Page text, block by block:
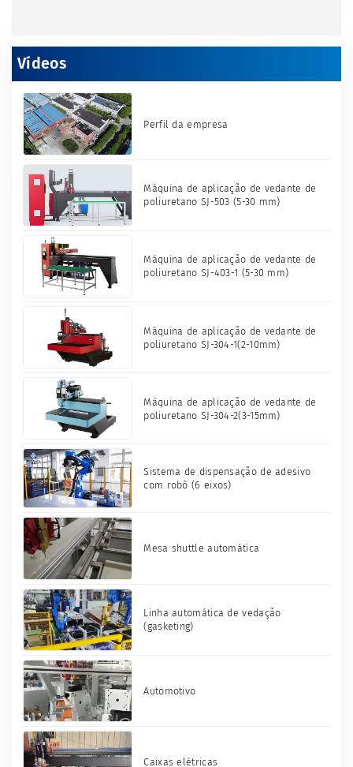
Vídeos
Perfil da empresa
Máquina de aplicação de vedante de
poliuretano SJ-503 (5-30 mm)
Máquina de aplicação de vedante de
poliuretano SJ-403-1 (5-30 mm)
Máquina de aplicação de vedante de
poliuretano SJ-304-1(2-10mm)
Máquina de aplicação de vedante de
poliuretano SJ-304-2(3-15mm)
Sistema de dispensação de adesivo
com robô (6 eixos)
Mesa shuttle automática
Linha automática de vedação
(gasketing)
Automotivo
Caixas elétricas